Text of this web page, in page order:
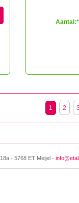
Aantal:*
1 2
- 5768 ET Meijel -